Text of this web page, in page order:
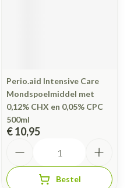
Perio.aid Intensive Care
Mondspoelmiddel met
0,12% CHX en 0,05% CPC
500ml
€ 10,95
Bestel